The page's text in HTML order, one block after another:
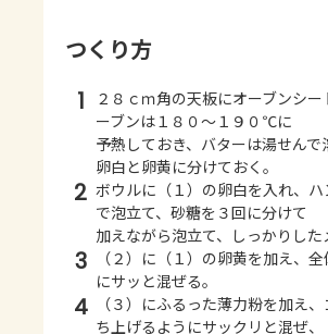
つくり方
1
２８ｃｍ角の天板にオーブンシ
ーブンは１８０～１９０℃に
予熱しておき、バターは湯せん
卵白と卵黄に分けておく。
2 ボウルに（１）の卵白を入れ、
で泡立て、砂糖を３回に分けて
加えながら泡立て、しっかりした
3
（２）に（１）の卵黄を加え、
にサッと混ぜる。
4
（３）にふるった薄力粉を加え
ち上げるようにサックリと混ぜ、